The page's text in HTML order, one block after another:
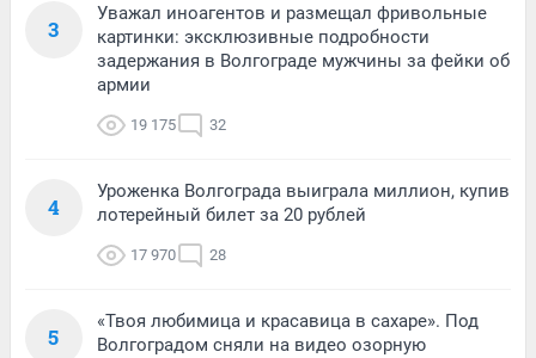
3
Уважал иноагентов и размещал фривольные
картинки: эксклюзивные подробности
задержания в Волгограде мужчины за фейки об
армии
19 175 32
4
Уроженка Волгограда выиграла миллион, купив
лотерейный билет за 20 рублей
17 970 28
5
«Твоя любимица и красавица в сахаре». Под
Волгоградом сняли на видео озорную